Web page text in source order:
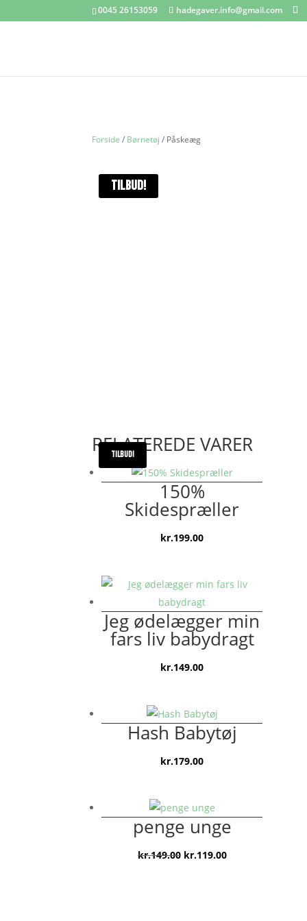
0045 26153059 hadegaver.info@gmail.com
Forside / Børnetøj / Påskeæg
TILBUD!
RELATEREDE VARER
150%
Skidespræller
kr.199.00
Jeg ødelægger min
fars liv babydragt
kr.149.00
Hash Babytøj
kr.179.00
TILBUD!
penge unge
kr.149.00 Den
kr.119.00Den